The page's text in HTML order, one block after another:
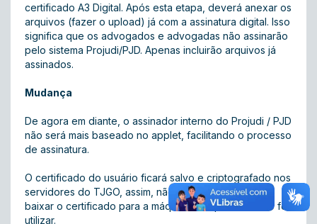
certificado A3 Digital. Após esta etapa, deverá anexar os
arquivos (fazer o upload) já com a assinatura digital. Isso
significa que os advogados e advogadas não assinarão
pelo sistema Projudi/PJD. Apenas incluirão arquivos já
assinados.
Mudança
De agora em diante, o assinador interno do Projudi / PJD
não será mais baseado no applet, facilitando o processo
de assinatura.
O certificado do usuário ficará salvo e criptografado nos
servidores do TJGO, assim, não será mais necessário
baixar o certificado para a máquina em que o usuário for
utilizar.